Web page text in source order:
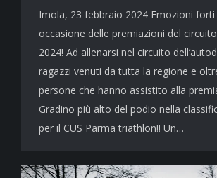
Imola, 23 febbraio 2024 Emozioni
occasione delle premiazioni del
2024! Ad allenarsi nel circuito
ragazzi venuti da tutta la regione e
persone che hanno assistito alla
Gradino più alto del podio nella
per il CUS Parma triathlon!! Un…